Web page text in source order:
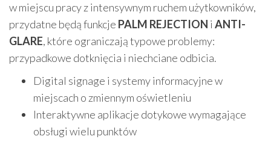
w miejscu pracy z intensywnym ruchem użytkowników,
przydatne będą funkcje PALM REJECTION i ANTI-
GLARE, które ograniczają typowe problemy:
przypadkowe dotknięcia i niechciane odbicia.
Digital signage i systemy informacyjne w
miejscach o zmiennym oświetleniu
Interaktywne aplikacje dotykowe wymagające
obsługi wielu punktów